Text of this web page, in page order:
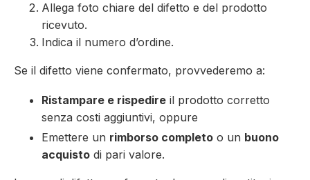
Allega foto chiare del difetto e del prodotto
ricevuto.
Indica il numero d’ordine.
Se il difetto viene confermato, provvederemo a:
Ristampare e rispedire il prodotto corretto
senza costi aggiuntivi, oppure
Emettere un rimborso completo o un buono
acquisto di pari valore.